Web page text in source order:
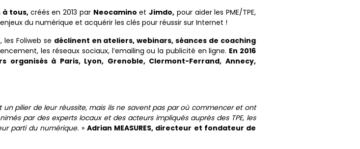
tous, créés en 2013 par Neocamino et Jimdo, pour aider les PME/TPE,
du numérique et acquérir les clés pour réussir sur Internet !
Foliweb se déclinent en ateliers, webinars, séances de coaching
les réseaux sociaux, l’emailing ou la publicité en ligne. En 2016
organisés à Paris, Lyon, Grenoble, Clermont-Ferrand, Annecy,
un pilier de leur réussite, mais ils ne savent pas par où commencer et ont
par des experts locaux et des acteurs impliqués auprès des TPE, les
parti du numérique. » Adrian MEASURES, directeur et fondateur de